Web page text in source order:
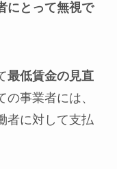
にとって無視で
最低賃金の見直
事業者には、
者に対して支払